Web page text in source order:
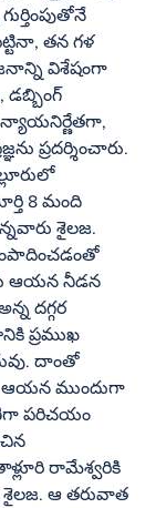
తన గళ
విశేషంగా
డబ్బింగ్‌
ప్రదర్శించారు.
8 మంది
శైలజ.
ఆయన నీడన
దగ్గర
ప్రముఖ
ఆయన ముందుగా
రామేశ్వరికి